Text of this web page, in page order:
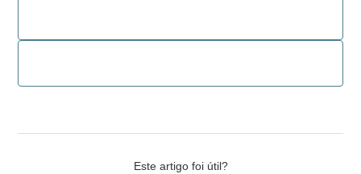
Este artigo foi útil?